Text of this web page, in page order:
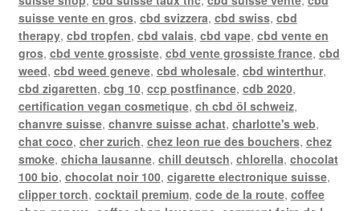
suisse vente en gros, cbd svizzera, cbd swiss, cbd
therapy, cbd tropfen, cbd valais, cbd vape, cbd vente en
gros, cbd vente grossiste, cbd vente grossiste france, cbd
weed, cbd weed geneve, cbd wholesale, cbd winterthur,
cbd zigaretten, cbg 10, ccp postfinance, cdb 2020,
certification vegan cosmetique, ch cbd öl schweiz,
chanvre suisse, chanvre suisse achat, charlotte's web,
chat coco, cher zurich, chez leon rue des bouchers, chez
smoke, chicha lausanne, chill deutsch, chlorella, chocolat
100 bio, chocolat noir 100, cigarette electronique suisse,
clipper torch, cocktail premium, code de la route, coffee